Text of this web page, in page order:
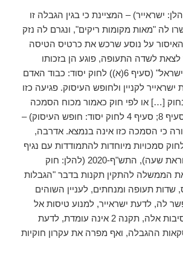
ישראייר) – המציינת כי בגין הגבלה זו
לה "מאות מקומות ריקים", ונגרם לה נזק
על נוסע שרכש את כרטיס הטיסה
לצאת לשדה התעופה, פוגע הן בזכותו
החוקתית "לצאת מישראל" (סעיף 6(א)) לחוק יסוד: כבוד האדם
ישראייר לקניין ולחופש העיסוק. פגיעה כזו
[…] או לפי חוק כאמור מכוח הסמכה
מפורשת בו" (שם, סעיף 8; סעיף 4 לחוק יסוד: חופש העיסוק) –
כי הסמכה כזו אינה בנמצא. אדרבה,
לחוק סמכויות מיוחדות להתמודדות עם נגיף
הקורונה החדש (הוראת שעה), התש"ף-2020 (להלן: חוק
הממשלה להתקין תקנות בדבר "הגבלות
שדות תעופה ומנחתים, לעניין השוהים
לה, לדעת ישראייר, למנוע טיסות אל
ומחוץ לישראל. בנסיבות אלה, תקנה 2 אינה עומדת, לדעת
ההגבלה, ואף מפרה את עקרון חוקיות